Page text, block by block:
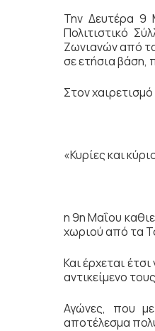
Την Δευτέρα 9
Πολιτιστικό
Ζωνιανών από
σε ετήσια
Στον
«Κυρίες και
η 9η Μαΐου
χωριού από τα
Και έρχεται
αντικείμενο
Αγώνες, που με
αποτέλεσμα